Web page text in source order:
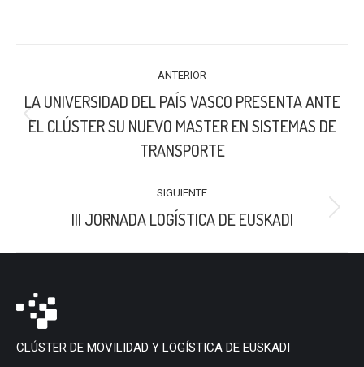
PUBLICACIONES
ANTERIOR
Publicación
LA UNIVERSIDAD DEL PAÍS VASCO PRESENTA ANTE
EL CLÚSTER SU NUEVO MASTER EN SISTEMAS DE
TRANSPORTE
SIGUIENTE
Publicación
III JORNADA LOGÍSTICA DE EUSKADI
CLÚSTER DE MOVILIDAD Y LOGÍSTICA DE EUSKADI